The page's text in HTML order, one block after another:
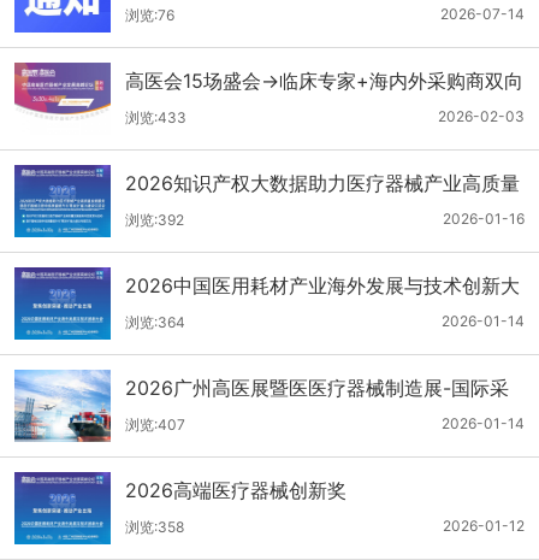
通知
2026-07-14
浏览:76
高医会15场盛会→临床专家+海内外采购商双向
对接
2026-02-03
浏览:433
2026知识产权大数据助力医疗器械产业高质量
发展服务暨医疗器械注册申报质量提升与'零发
补'能力建设交流会
2026-01-16
浏览:392
2026中国医用耗材产业海外发展与技术创新大
会
2026-01-14
浏览:364
2026广州高医展暨医医疗器械制造展-国际采
购商名单第二批公布
2026-01-14
浏览:407
2026高端医疗器械创新奖
2026-01-12
浏览:358